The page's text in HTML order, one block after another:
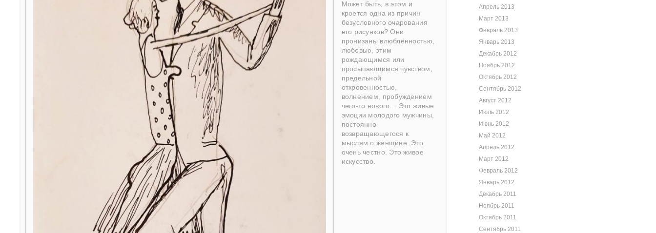
Может быть, в этом и
кроется одна из причин
безусловного очарования
его рисунков? Они
пронизаны влюблённостью,
любовью, этим
рождающимся или
просыпающимся чувством,
предельной
откровенностью,
волнением, пробуждением
чего-то нового… Это живые
эмоции молодого мужчины,
постоянно
возвращающегося к
мыслям о женщине. Это
очень честно. Это живое
искусство.
Апрель 2013
Март 2013
Февраль 2013
Январь 2013
Декабрь 2012
Ноябрь 2012
Октябрь 2012
Сентябрь 2012
Август 2012
Июль 2012
Июнь 2012
Май 2012
Апрель 2012
Март 2012
Февраль 2012
Январь 2012
Декабрь 2011
Ноябрь 2011
Октябрь 2011
Сентябрь 2011